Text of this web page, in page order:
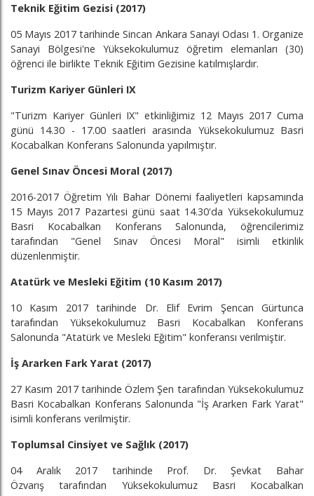
Teknik Eğitim Gezisi (2017)
05 Mayıs 2017 tarihinde Sincan Ankara Sanayi Odası 1. Organize
Sanayi Bölgesi'ne Yüksekokulumuz öğretim elemanları (30)
öğrenci ile birlikte Teknik Eğitim Gezisine katılmışlardır.
Turizm Kariyer Günleri IX
"Turizm Kariyer Günleri IX" etkinliğimiz 12 Mayıs 2017 Cuma
günü 14.30 - 17.00 saatleri arasında Yüksekokulumuz Basri
Kocabalkan Konferans Salonunda yapılmıştır.
Genel Sınav Öncesi Moral (2017)
2016-2017 Öğretim Yılı Bahar Dönemi faaliyetleri kapsamında
15 Mayıs 2017 Pazartesi günü saat 14.30'da Yüksekokulumuz
Basri Kocabalkan Konferans Salonunda, öğrencilerimiz
tarafından "Genel Sınav Öncesi Moral" isimli etkinlik
düzenlenmiştir.
Atatürk ve Mesleki Eğitim (10 Kasım 2017)
10 Kasım 2017 tarihinde Dr. Elif Evrim Şencan Gürtunca
tarafından Yüksekokulumuz Basri Kocabalkan Konferans
Salonunda "Atatürk ve Mesleki Eğitim" konferansı verilmiştir.
İş Ararken Fark Yarat (2017)
27 Kasım 2017 tarihinde Özlem Şen tarafından Yüksekokulumuz
Basri Kocabalkan Konferans Salonunda "İş Ararken Fark Yarat"
isimli konferans verilmiştir.
Toplumsal Cinsiyet ve Sağlık (2017)
04 Aralık 2017 tarihinde Prof. Dr. Şevkat Bahar
Özvarış tarafından Yüksekokulumuz Basri Kocabalkan